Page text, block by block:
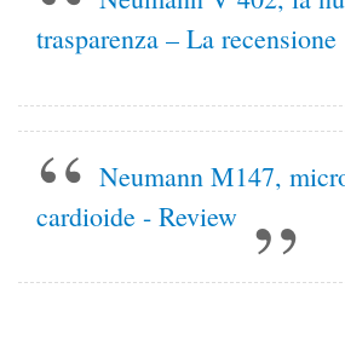
trasparenza – La recensione
Neumann M147,
cardioide - Review